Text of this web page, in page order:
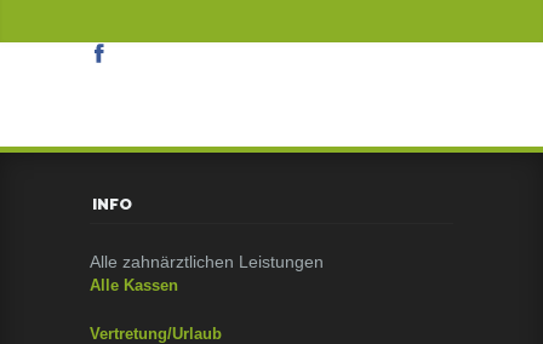
INFO
Alle zahnärztlichen Leistungen
Alle Kassen
Vertretung/Urlaub